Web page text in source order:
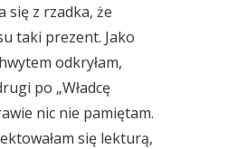
się z rzadka, że
taki prezent. Jako
odkryłam,
po „Władcę
nic nie pamiętam.
się lekturą,